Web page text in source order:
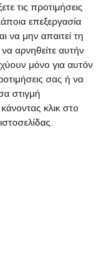
τις προτιμήσεις
επεξεργασία
να μην απαιτεί τη
αρνηθείτε αυτήν
μόνο για αυτόν
σας ή να
στιγμή
κλικ στο
Διαθέσιμο
19,90€